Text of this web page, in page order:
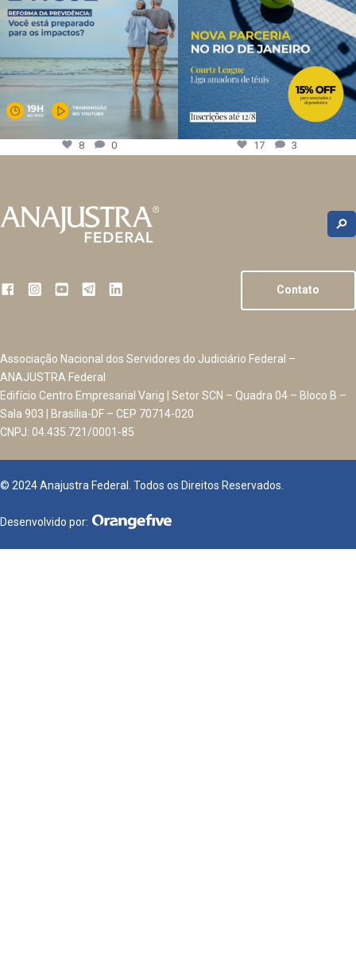
8 0 17 3
Contato
Associação Nacional dos Servidores do Judiciário Federal –
ANAJUSTRA Federal
Edifício Centro Empresarial Varig | Setor SCN – Quadra 04 – Bloco B –
Sala 903 | Brasília-DF – CEP 70714-020
CNPJ: 04.435.721/0001-85
© 2024 Anajustra Federal. Todos os Direitos Reservados.
Desenvolvido por: